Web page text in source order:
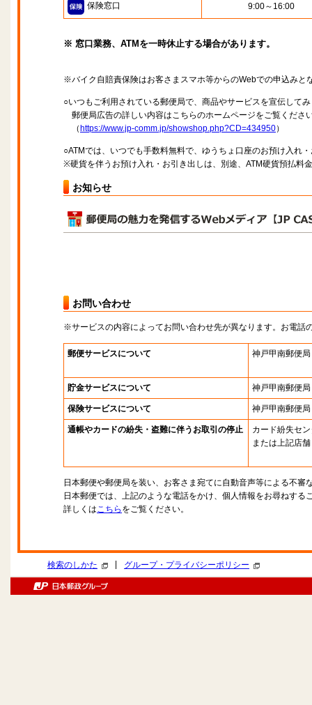
保険窓口 9:00～16:00
※ 窓口業務、ATMを一時休止する場合があります。
※バイク自賠責保険はお客さまスマホ等からのWebでの申込みと
○いつもご利用されている郵便局で、商品やサービスを宣伝して
郵便局広告の詳しい内容はこちらのホームページをご覧くださ
（ https://www.jp-comm.jp/showshop.php?CD=434950）
○ATMでは、いつでも手数料無料で、ゆうちょ口座のお預け入れ
※硬貨を伴うお預け入れ・お引き出しは、別途、ATM硬貨預払料
お知らせ
お問い合わせ
※サービスの内容によってお問い合わせ先が異なります。お電話
郵便サービスについて 神戸甲南郵便局
貯金サービスについて 神戸甲南郵便局
保険サービスについて 神戸甲南郵便局
通帳やカードの紛失・盗難に伴うお取引の停止
カード紛失セ
または上記店舗
日本郵便や郵便局を装い、お客さま宛てに自動音声等による不審
日本郵便では、上記のような電話をかけ、個人情報をお尋ねする
詳しくはこちら をご覧ください。
検索のしかた グループ・プライバシーポリシー